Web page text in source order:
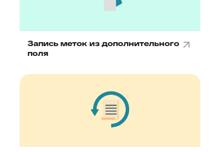
Запись меток из дополнительного
поля